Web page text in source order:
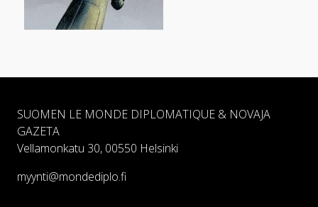
SUOMEN LE MONDE DIPLOMATIQUE & NOVAJA
GAZETA
Vellamonkatu 30, 00550 Helsinki
myynti@mondediplo.fi